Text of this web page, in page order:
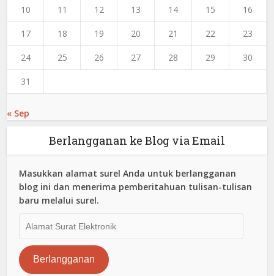
10 11 12 13 14 15 16
17 18 19 20 21 22 23
24 25 26 27 28 29 30
31
« Sep
Berlangganan ke Blog via Email
Masukkan alamat surel Anda untuk berlangganan
blog ini dan menerima pemberitahuan tulisan-tulisan
baru melalui surel.
Surat
Elektronik
Berlangganan